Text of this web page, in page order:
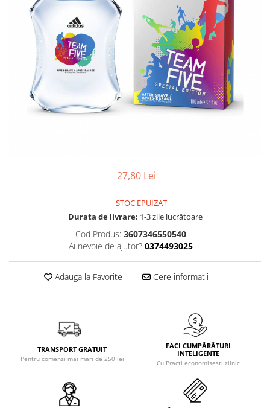
Detergent pardoseala
Detergent toaleta
Echipamente de curăţenie
Folie aluminiu,folie alimentara
Galeata mop
Hartie igienica
Solutie de indepartat rugina si
Indepartarea parului
Ingrijirea buzei
Lotiune de corp
Pachete de cadouri
Parfum
Pasta de dinti
Tratament pentru par, conditioner
pentru par, masca de par
27,80 Lei
STOC EPUIZAT
Durata de livrare: 1-3 zile lucrătoare
Cod Produs: 3607346550540
Ai nevoie de ajutor? 0374493025
Adauga la Favorite Cere informatii
TRANSPORT GRATUIT
Pentru comenzi mai mari de 250 lei
FACI CUMPĂRĂTURI
INTELIGENTE
Cu Practi economisești zilnic